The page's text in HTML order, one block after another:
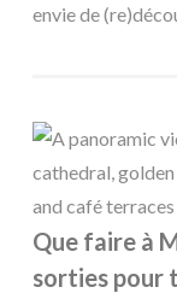
envie de
Que faire à
sorties pour